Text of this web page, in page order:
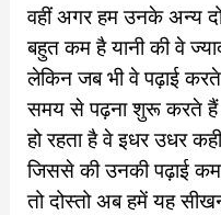
वहीं अगर हम उनके अन्य
बहुत कम है यानी की वे
लेकिन जब भी वे पढ़ाई
समय से पढ़ना शुरू करते हैं
हो रहता है वे इधर उधर
जिससे की उनकी पढ़ाई
तो दोस्तो अब हमें यह